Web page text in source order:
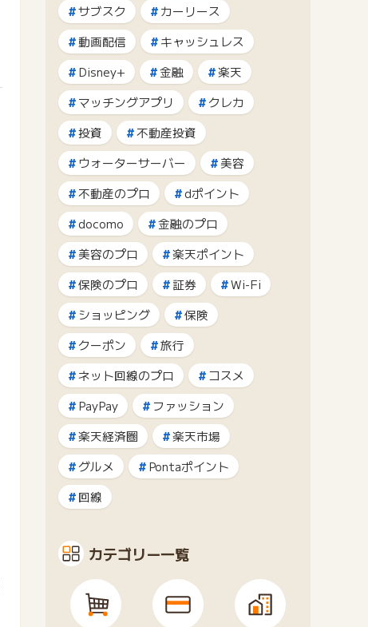
サブスク
カーリース
動画配信
キャッシュレス
Disney+
金融
楽天
マッチングアプリ
クレカ
投資
不動産投資
ウォーターサーバー
美容
不動産のプロ
dポイント
docomo
金融のプロ
美容のプロ
楽天ポイント
保険のプロ
証券
Wi-Fi
ショッピング
保険
クーポン
旅行
ネット回線のプロ
コスメ
PayPay
ファッション
楽天経済圏
楽天市場
グルメ
Pontaポイント
回線
カテゴリー一覧